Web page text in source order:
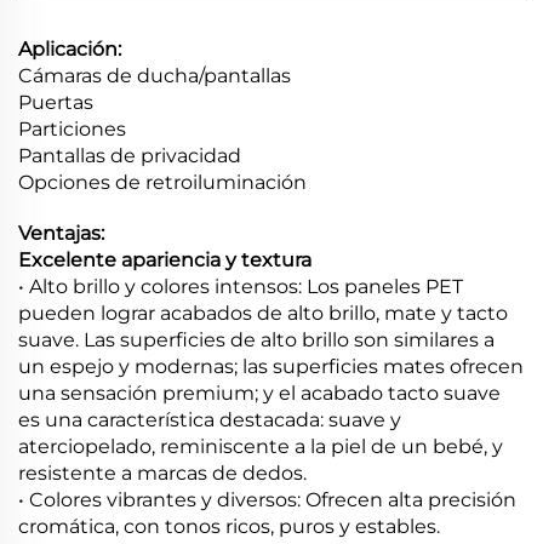
Aplicación:
Cámaras de ducha/pantallas
Puertas
Particiones
Pantallas de privacidad
Opciones de retroiluminación
Ventajas:
Excelente apariencia y textura
• Alto brillo y colores intensos: Los paneles PET
pueden lograr acabados de alto brillo, mate y tacto
suave. Las superficies de alto brillo son similares a
un espejo y modernas; las superficies mates ofrecen
una sensación premium; y el acabado tacto suave
es una característica destacada: suave y
aterciopelado, reminiscente a la piel de un bebé, y
resistente a marcas de dedos.
• Colores vibrantes y diversos: Ofrecen alta precisión
cromática, con tonos ricos, puros y estables.